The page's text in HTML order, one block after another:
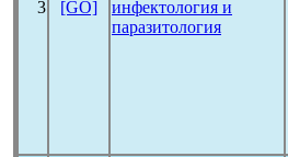
3 [GO]
инфектология и
паразитология